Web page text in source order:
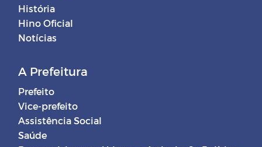
História
Hino Oficial
Notícias
A Prefeitura
Prefeito
Vice-prefeito
Assistência Social
Saúde